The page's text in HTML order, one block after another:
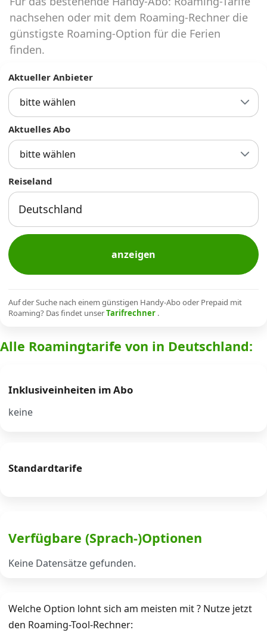
Abos für Tablets, Hotspots und Smart
Watches
Infos
Alle Anbieter
Mobilfunknetz Schweiz
Handy-Abo-Aktionen
Handy-Abo kündigen oder
Alle Mobile-Vergleiche
Internet, TV, Telefon
Aktionen
Impressum
nachsehen oder mit dem Roaming-Rechner die
günstigste Roaming-Option für die Ferien
finden.
Aktueller Anbieter
bitte wählen
Aktuelles Abo
bitte wählen
Reiseland
anzeigen
Auf der Suche nach einem günstigen Handy-Abo oder Prepaid mit
Roaming? Das findet unserTarifrechner .
Alle Roamingtarife von in Deutschland:
Inklusiveinheiten im Abo
keine
Standardtarife
Verfügbare (Sprach-)Optionen
Keine Datensätze gefunden.
Welche Option lohnt sich am meisten mit ? Nutze jetzt
den Roaming-Tool-Rechner: